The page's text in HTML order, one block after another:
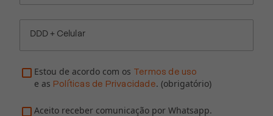
DDD + Celular
Estou de acordo com os Termos de uso
e as Políticas de Privacidade. (obrigatório)
Aceito receber comunicação por Whatsapp.